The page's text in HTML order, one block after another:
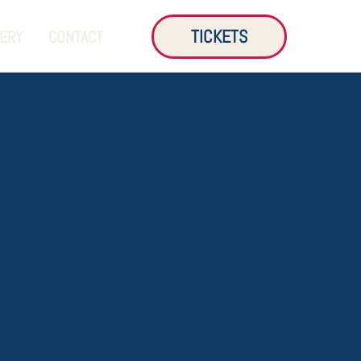
CONTACT TICKETS